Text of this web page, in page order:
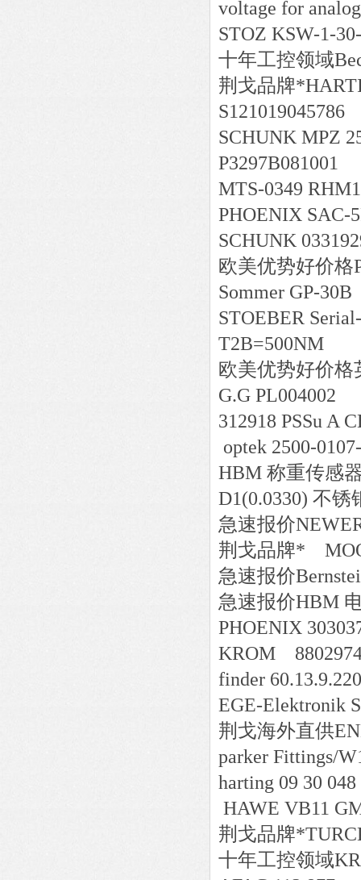
voltage for
STOZ KSW-1-
十年工控领域
荆戈品牌*
S121019045786
SCHUNK MPZ
P3297B081001
MTS-0349
PHOENIX SAC-
SCHUNK
欧美优势好价格
Sommer GP-30B
STOEBER
T2B=500NM
欧美优势好价格
G.G PL004002
312918 PSSu A
optek 2500-
HBM 称重传感
D1(0.0330) 不锈
急速报价
荆戈品牌*
急速报价
急速报价HBM
PHOENIX
KROM
finder
EGE-Elektronik
荆戈海外直供
parker Fittings/
harting 09 30 048
HAWE VB11
荆戈品牌*
十年工控领域